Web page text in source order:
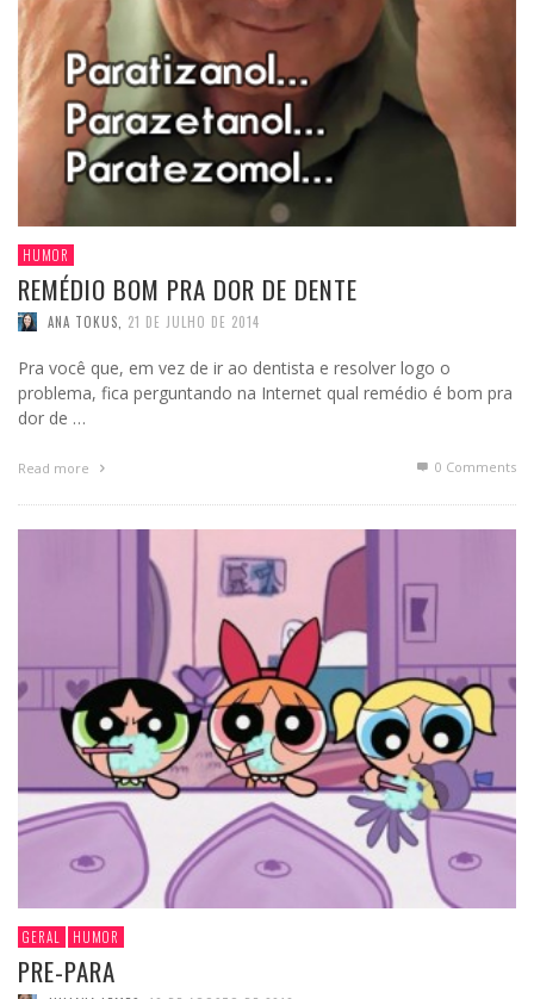
HUMOR
REMÉDIO BOM PRA DOR DE DENTE
ANA TOKUS, 21 DE JULHO DE 2014
Pra você que, em vez de ir ao dentista e resolver logo o
problema, fica perguntando na Internet qual remédio é bom pra
dor de …
Read more 0 Comments
GERAL HUMOR
PRE-PARA